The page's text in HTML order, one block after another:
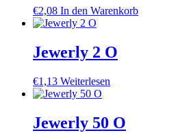
€2,08 In den Warenkorb
Jewerly 2 O
€1,13 Weiterlesen
Jewerly 50 O